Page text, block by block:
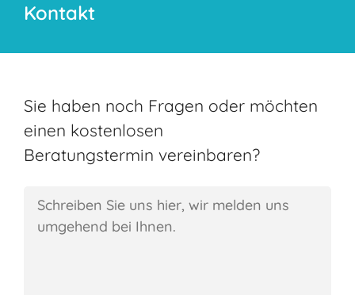
Kontakt
Sie haben noch Fragen oder möchten
einen kostenlosen
Beratungstermin vereinbaren?